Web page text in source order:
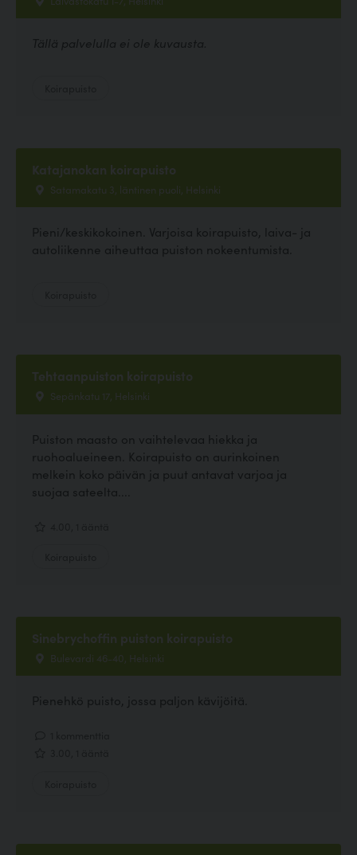
Tällä palvelulla ei ole kuvausta.
Katajanokan koirapuisto
Satamakatu 3, läntinen puoli, Helsinki
Pieni/keskikokoinen. Varjoisa koirapuisto, laiva- ja
autoliikenne aiheuttaa puiston nokeentumista.
Tehtaanpuiston koirapuisto
Sepänkatu 17, Helsinki
Puiston maasto on vaihtelevaa hiekka ja
ruohoalueineen. Koirapuisto on aurinkoinen
melkein koko päivän ja puut antavat varjoa ja
suojaa sateelta....
Sinebrychoffin puiston koirapuisto
Bulevardi 46-40, Helsinki
Pienehkö puisto, jossa paljon kävijöitä.